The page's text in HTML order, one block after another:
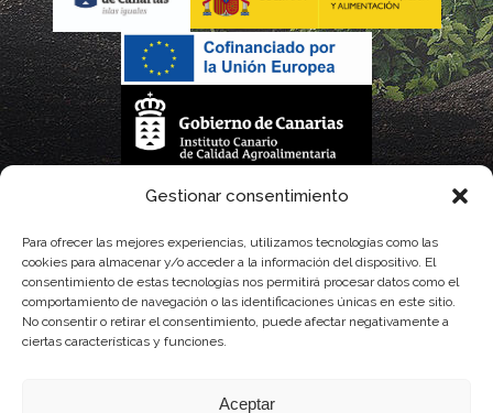
Gestionar consentimiento
Para ofrecer las mejores experiencias, utilizamos tecnologías como las
cookies para almacenar y/o acceder a la información del dispositivo. El
consentimiento de estas tecnologías nos permitirá procesar datos como el
comportamiento de navegación o las identificaciones únicas en este sitio.
No consentir o retirar el consentimiento, puede afectar negativamente a
ciertas características y funciones.
Aceptar
La gestión de la DOP Lanzarote realizada por este Consejo Regulador es financiada,
con fondos provenientes del presupuesto de gastos del Instituto Canario de
Calidad Agroalimentaria